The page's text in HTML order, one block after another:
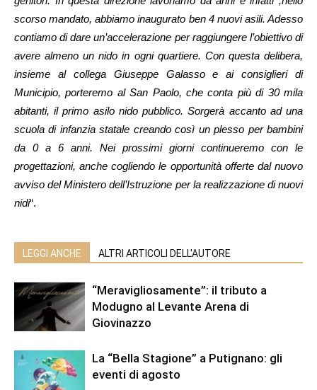
scorso mandato, abbiamo inaugurato ben 4 nuovi asili. Adesso
contiamo di dare un’accelerazione per raggiungere l’obiettivo di
avere almeno un nido in ogni quartiere. Con questa delibera,
insieme al collega Giuseppe Galasso e ai consiglieri di
Municipio, porteremo al San Paolo, che conta più di 30 mila
abitanti, il primo asilo nido pubblico. Sorgerà accanto ad una
scuola di infanzia statale creando così un plesso per bambini
da 0 a 6 anni. Nei prossimi giorni continueremo con le
progettazioni, anche cogliendo le opportunità offerte dal nuovo
avviso del Ministero dell’Istruzione per la realizzazione di nuovi
nidi“.
LEGGI ANCHE ALTRI ARTICOLI DELL'AUTORE
“Meravigliosamente”: il tributo a
Modugno al Levante Arena di
Giovinazzo
La “Bella Stagione” a Putignano: gli
eventi di agosto